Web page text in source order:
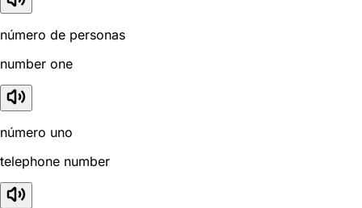
número de personas
number one
número uno
telephone number